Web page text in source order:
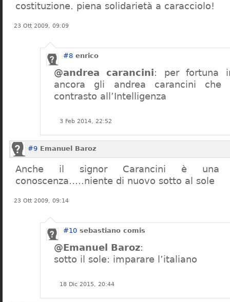
costituzione. piena solidarietà a caracciolo!
23 Ott 2009, 09:09
#8 enrico
@andrea carancini: per fortuna
ancora gli andrea carancini
contrasto all’Intelligenza
3 Feb 2014, 22:52
#9 Emanuel Baroz
Anche il signor Carancini è una
conoscenza…..niente di nuovo sotto al sole
23 Ott 2009, 09:14
#10 sebastiano comis
@Emanuel Baroz:
sotto il sole: imparare l’italiano
18 Dic 2015, 20:44